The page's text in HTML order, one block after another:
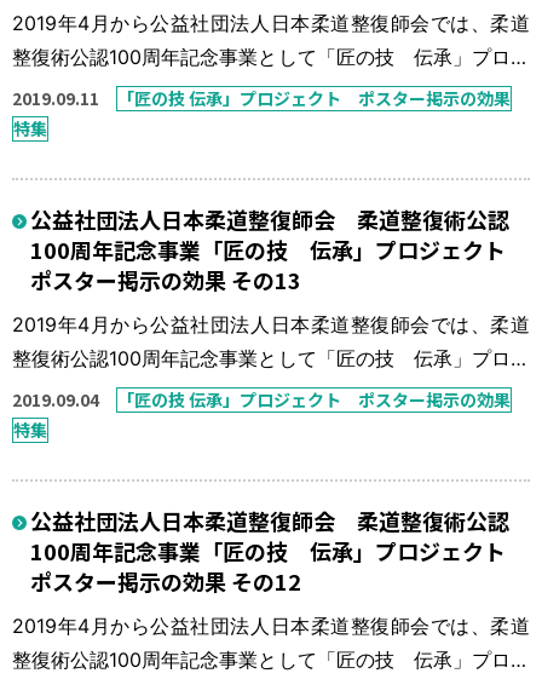
2019年4月から公益社団法人日本柔道整復師会では、柔道
整復術公認100周年記念事業として「匠の技 伝承」プロジ
ェクトを実施している。 本来、柔道整復師の得意技は骨
折・脱臼の整復固定であったが、この30年間で柔道整復師
一度、骨折・脱臼の患者さんを接骨院に！」を一つの目標
に「匠の技 伝承」プロジェ […]
2019.09.11
「匠の技 伝承」プロジェクト ポスター掲示の効果
特集
公益社団法人日本柔道整復師会 柔道整復術公認
100周年記念事業「匠の技 伝承」プロジェクト
ポスター掲示の効果 その13
2019年4月から公益社団法人日本柔道整復師会では、柔道
整復術公認100周年記念事業として「匠の技 伝承」プロジ
ェクトを実施している。 本来、柔道整復師の得意技は骨
折・脱臼の整復固定であったが、この30年間で柔道整復師
一度、骨折・脱臼の患者さんを接骨院に！」を一つの目標
に「匠の技 伝承」プロジェ […]
2019.09.04
「匠の技 伝承」プロジェクト ポスター掲示の効果
特集
公益社団法人日本柔道整復師会 柔道整復術公認
100周年記念事業「匠の技 伝承」プロジェクト
ポスター掲示の効果 その12
2019年4月から公益社団法人日本柔道整復師会では、柔道
整復術公認100周年記念事業として「匠の技 伝承」プロジ